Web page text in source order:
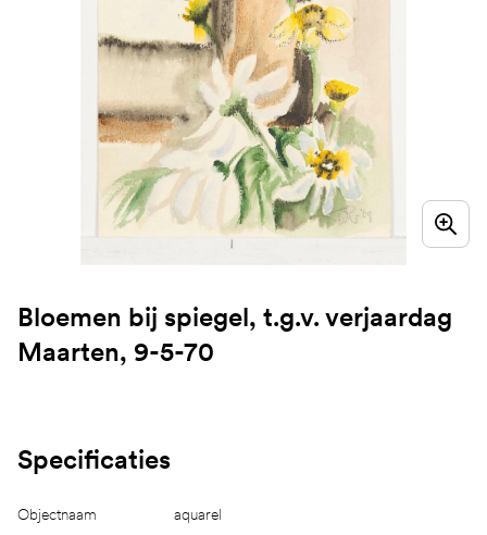
Bloemen bij spiegel, t.g.v. verjaardag
Maarten, 9-5-70
Specificaties
Objectnaam aquarel